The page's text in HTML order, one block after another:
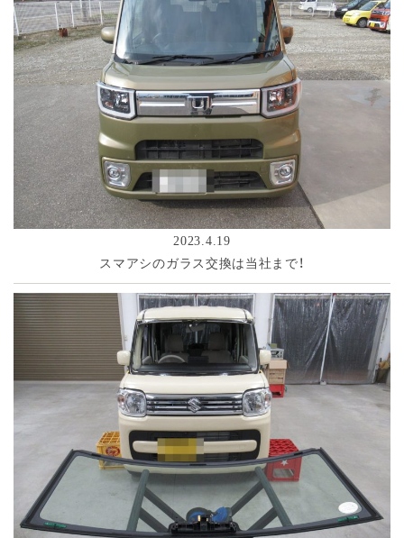
2023.4.19
スマアシのガラス交換は当社まで！